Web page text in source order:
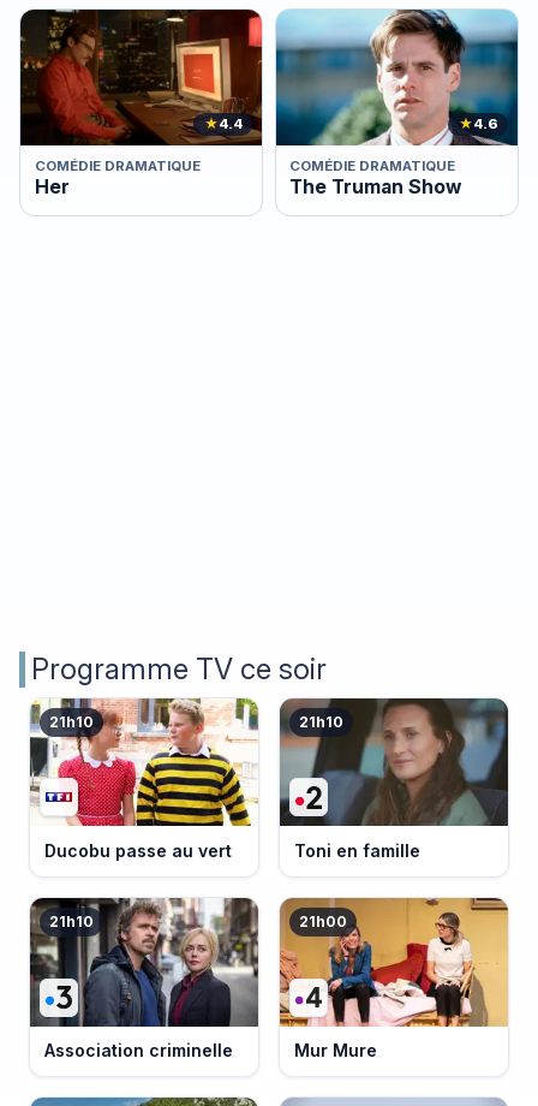
★4.4
COMÉDIE DRAMATIQUE
Her
★4.6
COMÉDIE DRAMATIQUE
The Truman Show
Programme TV ce soir
21h10
Ducobu passe au vert
21h10
Toni en famille
21h10
Association criminelle
21h00
Mur Mure